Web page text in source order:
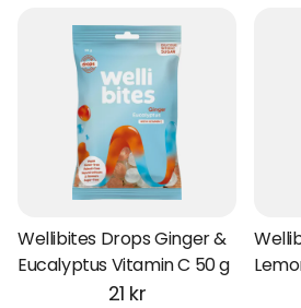
Wellibites Drops Ginger &
Eucalyptus Vitamin C 50 g
21 kr